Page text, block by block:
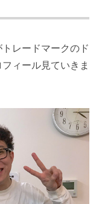
レードマークのド
ィール見ていきま